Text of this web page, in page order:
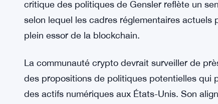
perçoivent la critique de Vance comme un
manière de réguler les cryptomonnaies pour
investisseurs.
Perspectives Futures et Horizon Législatif
À l’avenir, le plaidoyer de Vance pour une
cryptomonnaies pourrait influencer les